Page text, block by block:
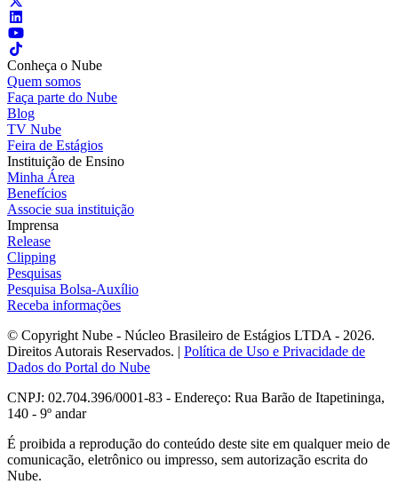
Conheça o Nube
Quem somos
Faça parte do Nube
Blog
TV Nube
Feira de Estágios
Instituição de Ensino
Minha Área
Benefícios
Associe sua instituição
Imprensa
Release
Clipping
Pesquisas
Pesquisa Bolsa-Auxílio
Receba informações
© Copyright Nube - Núcleo Brasileiro de Estágios LTDA - 2026.
Direitos Autorais Reservados. | Política de Uso e Privacidade de
Dados do Portal do Nube
CNPJ: 02.704.396/0001-83 - Endereço: Rua Barão de Itapetininga,
140 - 9º andar
É proibida a reprodução do conteúdo deste site em qualquer meio de
comunicação, eletrônico ou impresso, sem autorização escrita do
Nube.